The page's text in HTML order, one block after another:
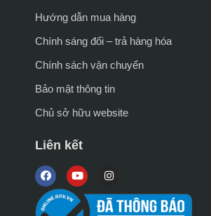
Hướng dẫn mua hàng
Chính sáng đổi – trả hàng hóa
Chính sách vận chuyển
Bảo mật thông tin
Chủ sở hữu website
Liên kết